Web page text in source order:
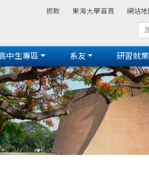
捐款 東海大學首頁 網站地
中生專區 系友 研習就業